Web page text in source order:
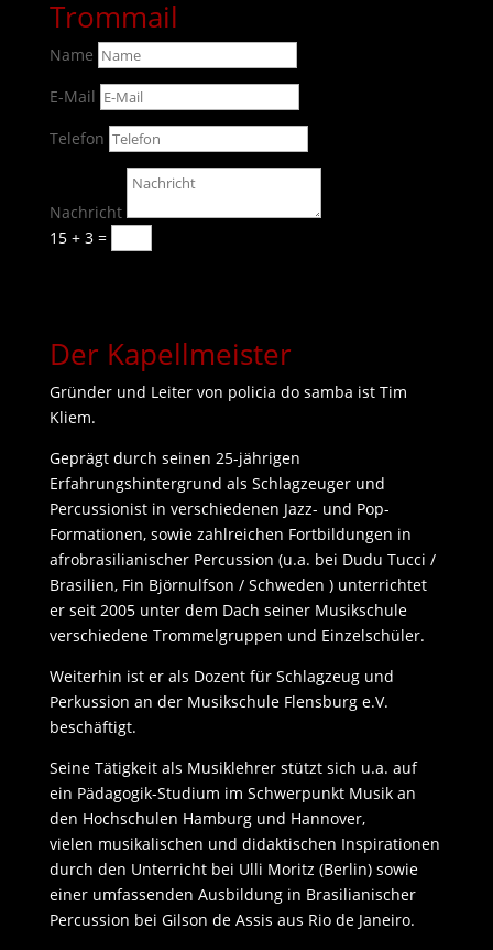
Trommail
Name
E-Mail
Telefon
Nachricht
15 + 3=
Der Kapellmeister
Gründer und Leiter von policia do samba ist Tim
Kliem.
Geprägt durch seinen 25-jährigen
Erfahrungshintergrund als Schlagzeuger und
Percussionist in verschiedenen Jazz- und Pop-
Formationen, sowie zahlreichen Fortbildungen in
afrobrasilianischer Percussion (u.a. bei Dudu Tucci /
Brasilien, Fin Björnulfson / Schweden ) unterrichtet
er seit 2005 unter dem Dach seiner Musikschule
verschiedene Trommelgruppen und Einzelschüler.
Weiterhin ist er als Dozent für Schlagzeug und
Perkussion an der Musikschule Flensburg e.V.
beschäftigt.
Seine Tätigkeit als Musiklehrer stützt sich u.a. auf
ein Pädagogik-Studium im Schwerpunkt Musik an
den Hochschulen Hamburg und Hannover,
vielen musikalischen und didaktischen Inspirationen
durch den Unterricht bei Ulli Moritz (Berlin) sowie
einer umfassenden Ausbildung in Brasilianischer
Percussion bei Gilson de Assis aus Rio de Janeiro.